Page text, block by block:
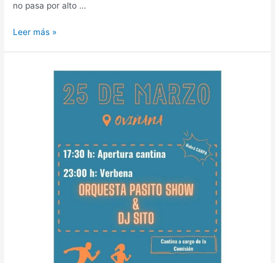
no pasa por alto …
El
impresionante
Leer más »